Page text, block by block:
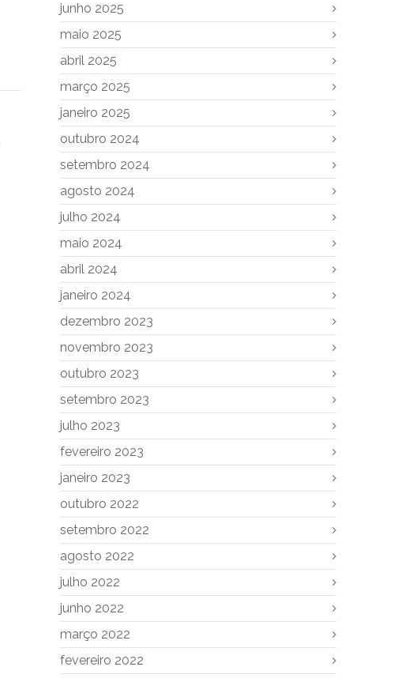
junho 2025
maio 2025
abril 2025
março 2025
janeiro 2025
outubro 2024
setembro 2024
agosto 2024
julho 2024
maio 2024
abril 2024
janeiro 2024
dezembro 2023
novembro 2023
outubro 2023
setembro 2023
julho 2023
fevereiro 2023
janeiro 2023
outubro 2022
setembro 2022
agosto 2022
julho 2022
junho 2022
março 2022
fevereiro 2022